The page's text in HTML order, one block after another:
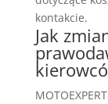
kontakcie.
Jak